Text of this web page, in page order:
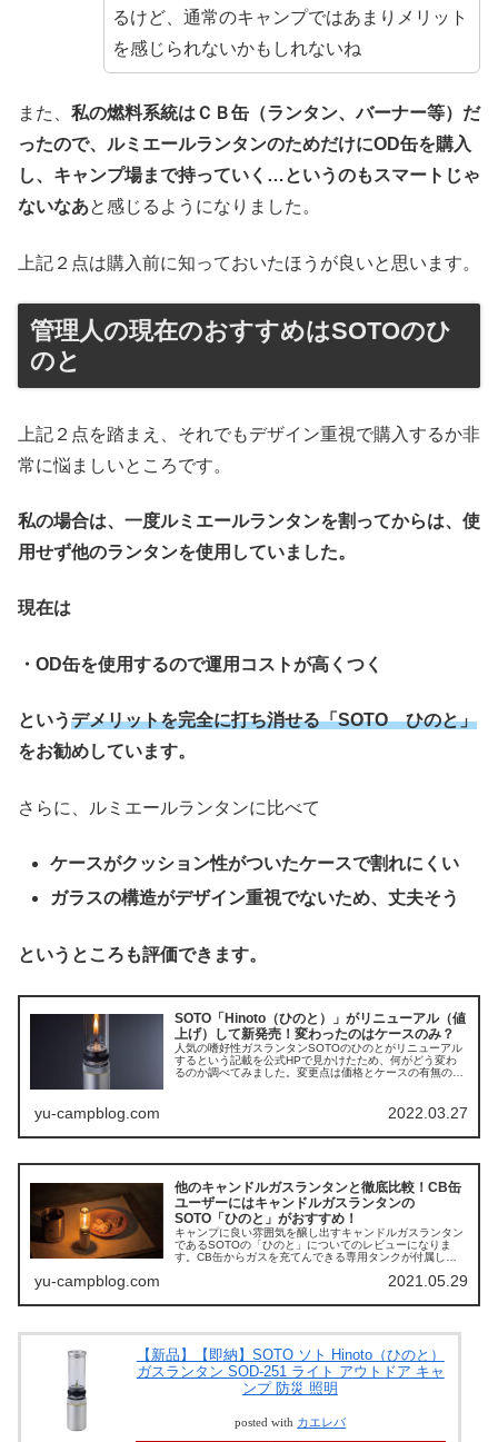
るけど、通常のキャンプではあまりメリット
を感じられないかもしれないね
また、 私の燃料系統はＣＢ缶（ランタン、バーナー等）だ
ったので、ルミエールランタンのためだけにOD缶を購入
し、キャンプ場まで持っていく…というのもスマートじゃ
ないなあと感じるようになりました。
上記２点は購入前に知っておいたほうが良いと思います。
管理人の現在のおすすめはSOTOのひ
のと
上記２点を踏まえ、それでもデザイン重視で購入するか非
常に悩ましいところです。
私の場合は、一度ルミエールランタンを割ってからは、使
用せず他のランタンを使用していました。
現在は
・OD缶を使用するので運用コストが高くつく
というデメリットを完全に打ち消せる「SOTO ひのと」
をお勧めしています。
さらに、ルミエールランタンに比べて
ケースがクッション性がついたケースで割れにくい
ガラスの構造がデザイン重視でないため、丈夫そう
というところも評価できます。
SOTO「Hinoto（ひのと）」がリニューアル（値
上げ）して新発売！変わったのはケースのみ？
人気の嗜好性ガスランタンSOTOのひのとがリニューアル
するという記載を公式HPで見かけたため、何がどう変わ
るのか調べてみました。変更点は価格とケースの有無の
yu-campblog.com 2022.03.27
他のキャンドルガスランタンと徹底比較！CB缶
ユーザーにはキャンドルガスランタンの
SOTO「ひのと」がおすすめ！
キャンプに良い雰囲気を醸し出すキャンドルガスランタン
であるSOTOの「ひのと」についてのレビューになりま
す。CB缶からガスを充てんできる専用タンクが付属して
ンドルガスランタンと比較しながらのレビューです！
yu-campblog.com 2021.05.29
【新品】【即納】SOTO ソト Hinoto（ひのと）
ガスランタン SOD-251 ライト アウトドア キャ
ンプ 防災 照明
posted with カエレバ